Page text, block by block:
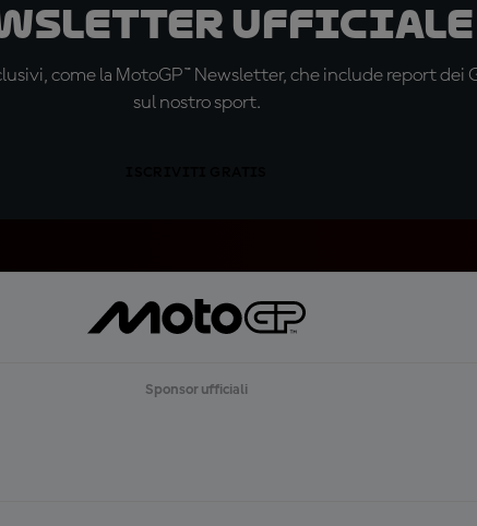
ufficiale
come la MotoGP™ Newsletter, che include report
sul nostro sport.
Sponsor ufficiali